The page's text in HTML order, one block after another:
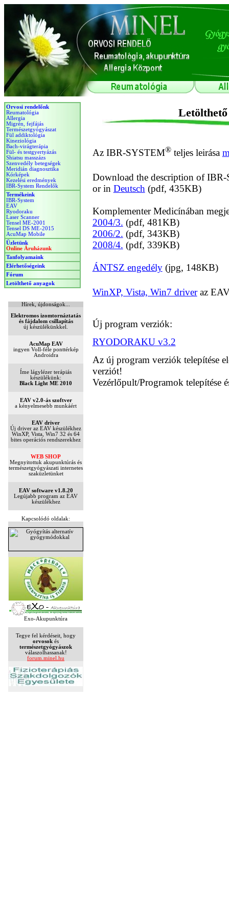
Orvosi rendelőnk
Reumatológia
Allergia
Migrén, fejfájás
Természetgyógyászat
Fül addiktológia
Kineziológia
Bach-virágterápia
Fül- és testgyertyázás
Shiatsu masszázs
Szenvedély betegségek
Meridián diagnosztika
Kórképek
Kezelési eredmények
IBR-System Rendelők
Termékeink
IBR-System
EAV
Ryodoraku
Laser Scanner
Tensel ME-2001
Tensel DS ME-2015
AcuMap Mobile
Üzletünk
Online Áruházunk
Tanfolyamaink
Elérhetőségeink
Fórum
Letölthető anyagok